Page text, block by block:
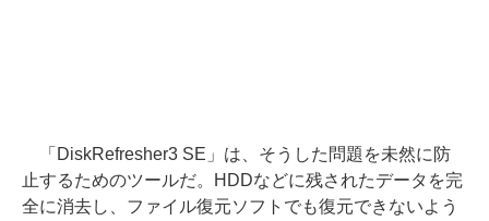
「DiskRefresher3 SE」は、そうした問題を未然に防
止するためのツールだ。HDDなどに残されたデータを完
全に消去し、ファイル復元ソフトでも復元できないよう